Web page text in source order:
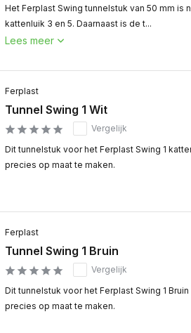
Het Ferplast Swing tunnelstuk van 50 mm is
kattenluik 3 en 5. Daarnaast is de t...
Lees meer
Ferplast
Tunnel Swing 1 Wit
Vergelijk
Dit tunnelstuk voor het Ferplast Swing 1
precies op maat te maken.
Ferplast
Tunnel Swing 1 Bruin
Vergelijk
Dit tunnelstuk voor het Ferplast Swing 1
precies op maat te maken.